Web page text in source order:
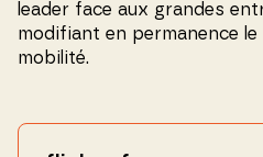
leader face aux grandes
modifiant en permanence
mobilité.